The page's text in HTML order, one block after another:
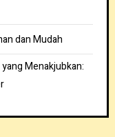
dan Mudah
Menakjubkan: